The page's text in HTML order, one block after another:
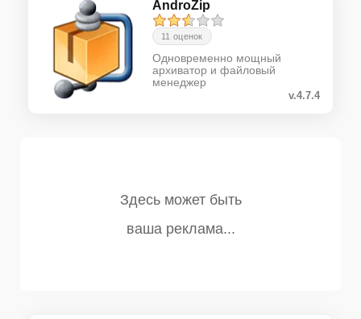
AndroZip
11 оценок
Одновременно мощный
архиватор и файловый
менеджер
v.4.7.4